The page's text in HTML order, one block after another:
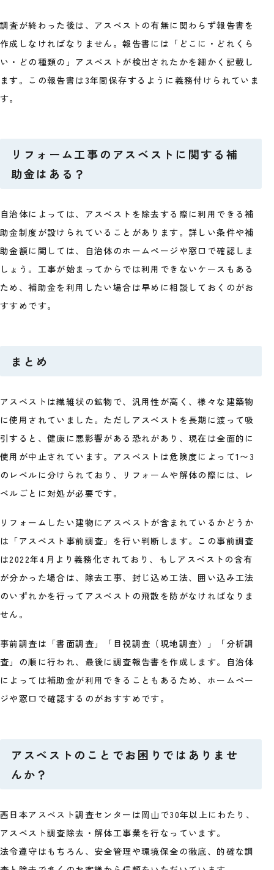
調査が終わった後は、アスベストの有無に関わらず報告書を
作成しなければなりません。報告書には「どこに・どれくら
い・どの種類の」アスベストが検出されたかを細かく記載し
ます。この報告書は3年間保存するように義務付けられていま
す。
リフォーム工事のアスベストに関する補
助金はある？
自治体によっては、アスベストを除去する際に利用できる補
助金制度が設けられていることがあります。詳しい条件や補
助金額に関しては、自治体のホームページや窓口で確認しま
しょう。工事が始まってからでは利用できないケースもある
ため、補助金を利用したい場合は早めに相談しておくのがお
すすめです。
まとめ
アスベストは繊維状の鉱物で、汎用性が高く、様々な建築物
に使用されていました。ただしアスベストを長期に渡って吸
引すると、健康に悪影響がある恐れがあり、現在は全面的に
使用が中止されています。アスベストは危険度によって1〜3
のレベルに分けられており、リフォームや解体の際には、レ
ベルごとに対処が必要です。
リフォームしたい建物にアスベストが含まれているかどうか
は「アスベスト事前調査」を行い判断します。この事前調査
は2022年4月より義務化されており、もしアスベストの含有
が分かった場合は、除去工事、封じ込め工法、囲い込み工法
のいずれかを行ってアスベストの飛散を防がなければなりま
せん。
事前調査は「書面調査」「目視調査（現地調査）」「分析調
査」の順に行われ、最後に調査報告書を作成します。自治体
によっては補助金が利用できることもあるため、ホームペー
ジや窓口で確認するのがおすすめです。
アスベストのことでお困りではありませ
んか？
西日本アスベスト調査センターは岡山で30年以上にわたり、
アスベスト調査除去・解体工事業を行なっています。
法令遵守はもちろん、安全管理や環境保全の徹底、的確な調